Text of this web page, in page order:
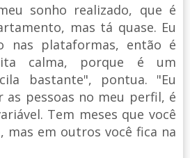
sonho realizado, que é
mas tá quase. Eu
nas plataformas, então é
calma, porque é um
bastante", pontua. "Eu
as pessoas no meu perfil, é
Tem meses que você
mas em outros você fica na